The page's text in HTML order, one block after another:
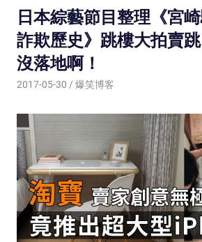
日本綜藝節目整理《宮
詐欺歷史》跳樓大拍賣
沒落地啊！
2017-05-30 爆笑博客